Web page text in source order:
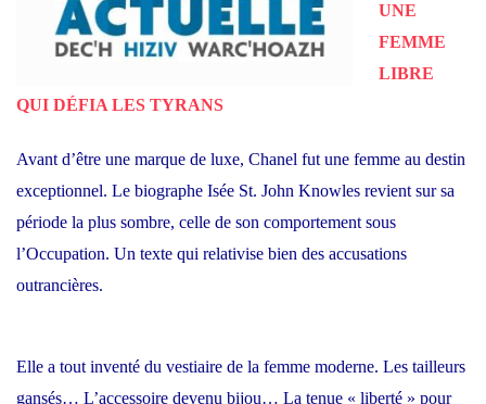
UNE
FEMME
LIBRE
QUI DÉFIA LES TYRANS
Avant d’être une marque de luxe, Chanel fut une femme au destin
exceptionnel. Le biographe Isée St. John Knowles revient sur sa
période la plus sombre, celle de son comportement sous
l’Occupation. Un texte qui relativise bien des accusations
outrancières.
Elle a tout inventé du vestiaire de la femme moderne. Les tailleurs
gansés… L’accessoire devenu bijou… La tenue « liberté » pour